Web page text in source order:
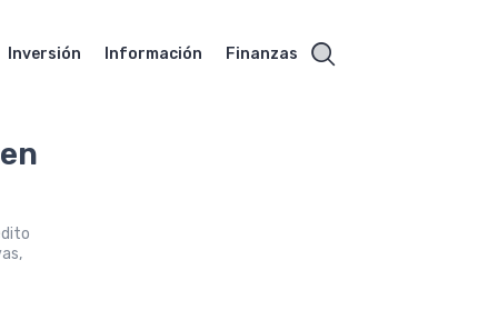
Inversión Información Finanzas